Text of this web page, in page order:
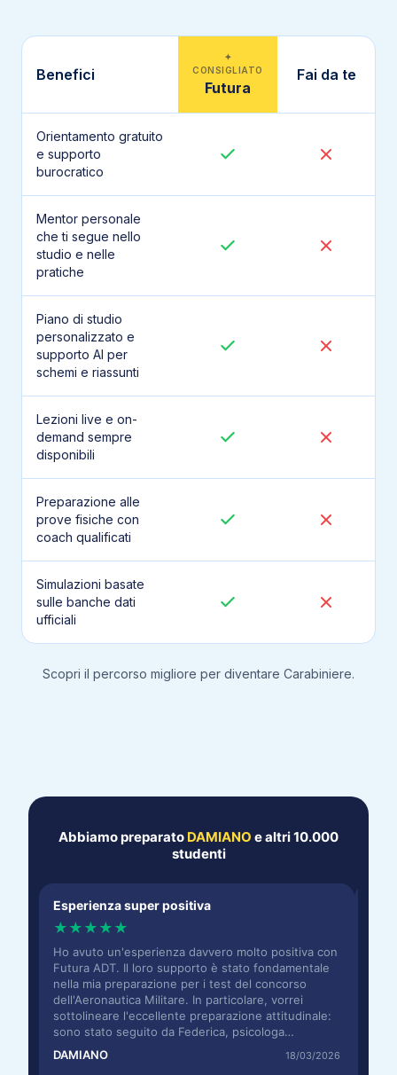
Benefici
✦
CONSIGLIATO
Futura
Fai da te
Orientamento gratuito
e supporto
burocratico
Mentor personale
che ti segue nello
studio e nelle
pratiche
Piano di studio
personalizzato e
supporto AI per
schemi e riassunti
Lezioni live e on-
demand sempre
disponibili
Preparazione alle
prove fisiche con
coach qualificati
Simulazioni basate
sulle banche dati
ufficiali
Scopri il percorso migliore per diventare Carabiniere.
Abbiamo preparato DAMIANO e altri 10.000
studenti
Esperienza super positiva
★ ★ ★ ★ ★
Ho avuto un'esperienza davvero molto positiva con
Futura ADT. Il loro supporto è stato fondamentale
nella mia preparazione per i test del concorso
dell'Aeronautica Militare. In particolare, vorrei
sottolineare l'eccellente preparazione attitudinale:
sono stato seguito da Federica, psicologa
estremamente competente, che mi ha preparato in
modo completo e mirato per tutte le tipologie di
DAMIANO 18/03/2026